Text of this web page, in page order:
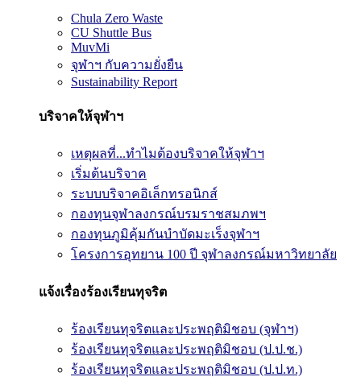
Chula Zero Waste
CU Shuttle Bus
MuvMi
จุฬาฯ กับความยั่งยืน
Sustainability Report
บริจาคให้จุฬาฯ
เหตุผลที่...ทำไมต้องบริจาคให้จุฬาฯ
เริ่มต้นบริจาค
ระบบบริจาคอิเล็กทรอนิกส์
กองทุนจุฬาลงกรณ์บรมราชสมภพฯ
กองทุนภูมิคุ้มกันบำบัดมะเร็งจุฬาฯ
โครงการอุทยาน 100 ปี จุฬาลงกรณ์มหาวิทยาลัย
แจ้งเรื่องร้องเรียนทุจริต
ร้องเรียนทุจริตและประพฤติมิชอบ (จุฬาฯ)
ร้องเรียนทุจริตและประพฤติมิชอบ (ป.ป.ช.)
ร้องเรียนทุจริตและประพฤติมิชอบ (ป.ป.ท.)